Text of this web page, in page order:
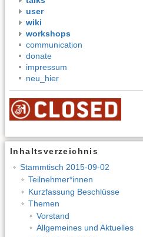
user
wiki
workshops
communication
donate
impressum
neu_hier
Inhaltsverzeichnis
Stammtisch 2015-09-02
Teilnehmer*innen
Kurzfassung Beschlüsse
Themen
Vorstand
Allgemeines und Aktuelles